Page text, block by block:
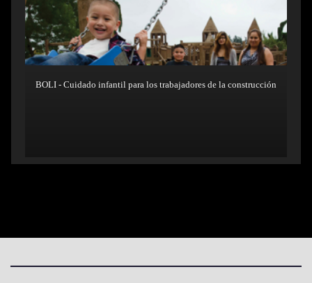
BOLI - Cuidado infantil para los trabajadores de la construcción